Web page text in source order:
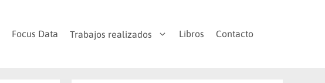
Focus Data Trabajos realizados Libros Contacto